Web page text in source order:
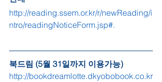
http://reading.ssem.or.kr/r/newReading/i
ntro/readingNoticeForm.jsp#.
북드림 (5월 31일까지 이용가능)
http://bookdreamlotte.dkyobobook.co.kr